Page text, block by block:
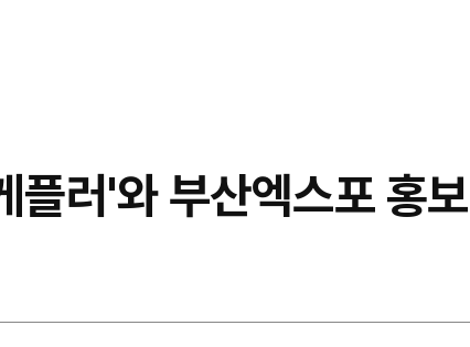
러'와 부산엑스포 홍